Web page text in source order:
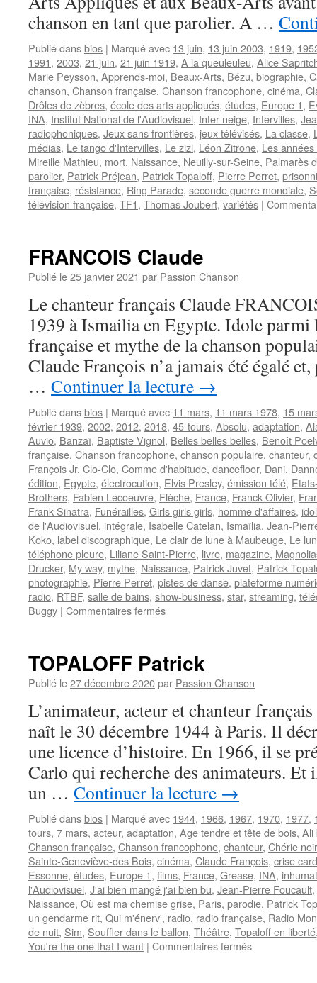
chanson en tant que parolier. A …
Publié dansbios | Marqué avec 13 juin, 13 juin 2003, 1919,
1991, 2003, 21 juin, 21 juin 1919, A la queuleuleu, Alice
Marie Peysson, Apprends-moi, Beaux-Arts, Bézu, biographie,
chanson, Chanson française, Chanson francophone, cinéma,
Drôles de zèbres, école des arts appliqués, études, Europe 1,
INA, Institut National de l'Audiovisuel, Inter-neige, Intervilles,
radiophoniques, Jeux sans frontières, jeux télévisés, La classe,
médias, Le tango d'Intervilles, Le zizi, Léon Zitrone, Les années
Mireille Mathieu, mort, Naissance, Neuilly-sur-Seine, Palmarès
parolier, Patrick Préjean, Patrick Topaloff, Pierre Perret,
française, résistance, Ring Parade, seconde guerre mondiale,
télévision française, TF1, Thomas Joubert, variétés |
FRANCOIS Claude
Publié le25 janvier 2021 par Passion Chanson
Le chanteur français Claude
1939 à Ismailia en Egypte. Idole parmi
française et mythe de la chanson
Claude François n’a jamais été égalé
… Continuer la lecture →
Publié dansbios | Marqué avec 11 mars, 11 mars 1978, 15
février 1939, 2002, 2012, 2018, 45-tours, Absolu, adaptation,
Auvio, Banzaï, Baptiste Vignol, Belles belles belles, Benoît
française, Chanson francophone, chanson populaire, chanteur,
François Jr, Clo-Clo, Comme d'habitude, dancefloor, Dani,
édition, Egypte, électrocution, Elvis Presley, émission télé,
Brothers, Fabien Lecoeuvre, Flèche, France, Franck Olivier,
Frank Sinatra, Funérailles, Girls girls girls, homme d'affaires,
de l'Audiovisuel, intégrale, Isabelle Catelan, Ismaïlia, Jean-
Koko, label discographique, Le clair de lune à Maubeuge, Le
téléphone pleure, Liliane Saint-Pierre, livre, magazine,
Drucker, My way, mythe, Naissance, Patrick Juvet, Patrick
photographie, Pierre Perret, pistes de danse, plateforme
radio, RTBF, salle de bains, show-business, star, streaming,
Buggy | Commentaires ferméssur
TOPALOFF Patrick
Publié le27 décembre 2020par Passion Chanson
L’animateur, acteur et chanteur
naît le 30 décembre 1944 à Paris. Il
une licence d’histoire. En 1966, il se
Carlo qui recherche des animateurs. Et
un … Continuer la lecture →
Publié dansbios | Marqué avec 1944, 1966, 1967, 1970, 1977,
tours, 7 mars, acteur, adaptation, Age tendre et tête de bois, Ali
Chanson française, Chanson francophone, chanteur, Chérie
Sainte-Geneviève-des Bois, cinéma, Claude François, crise
Essonne, études, Europe 1, films, France, Grease, INA,
l'Audiovisuel, J'ai bien mangé j'ai bien bu, Jean-Pierre Foucault,
Naissance, Où est ma chemise grise, Paris, parodie, Patrick
un gendarme rit, Qui m'énerv', radio, radio française, Radio
de nuit, Sim, Souffler dans le ballon, Théâtre, Topaloff en liberté
You're the one that I want | Commentaires ferméssur